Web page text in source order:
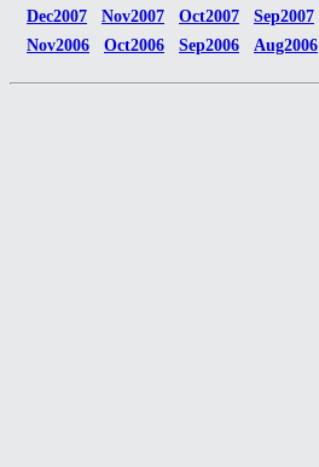
Dec2007
Nov2007 Oct2007 Sep2007
Nov2006
Oct2006 Sep2006 Aug2006